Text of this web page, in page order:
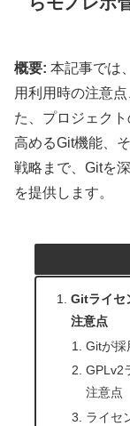
概要: 本記事では
用利用時の注意
た、プロジェク
高めるGit機能、
戦略まで、Gitを
を提供します。
Gitライセ
注意点
Gitが採
GPLv2
注意点
ライセ